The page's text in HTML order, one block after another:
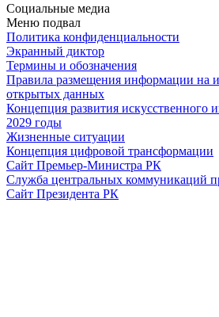
Социальные медиа
Меню подвал
Политика конфиденциальности
Экранный диктор
Термины и обозначения
Правила размещения информации на
открытых данных
Концепция развития искусственного
2029 годы
Жизненные ситуации
Концепция цифровой трансформации
Сайт Премьер-Министра РК
Служба центральных коммуникаций
Сайт Президента РК